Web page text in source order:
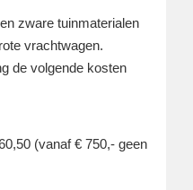
zware tuinmaterialen
vrachtwagen.
de volgende kosten
(vanaf € 750,- geen